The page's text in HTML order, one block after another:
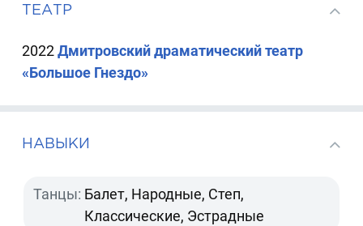
ТЕАТР
2022Дмитровский драматический театр
«Большое Гнездо»
НАВЫКИ
Танцы: Балет, Народные, Степ,
Классические, Эстрадные